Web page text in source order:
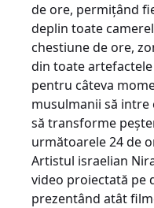
de ore, permițând
deplin toate
chestiune de ore,
din toate
pentru câteva
musulmanii să
să transforme
următoarele 24 de
Artistul israelian
video proiectată pe
prezentând atât